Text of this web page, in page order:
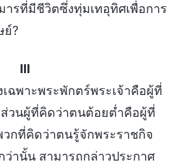
ารที่มีชีวิตซึ่งทุ่มเทอุทิศเพื่อการ
ย์?
III
ฉพาะพระพักตร์พระเจ้าคือผู้ที่
วนผู้ที่คิดว่าตนต้อยต่ำคือผู้ที่
กที่คิดว่าตนรู้จักพระราชกิจ
ว่านั้น สามารถกล่าวประกาศ